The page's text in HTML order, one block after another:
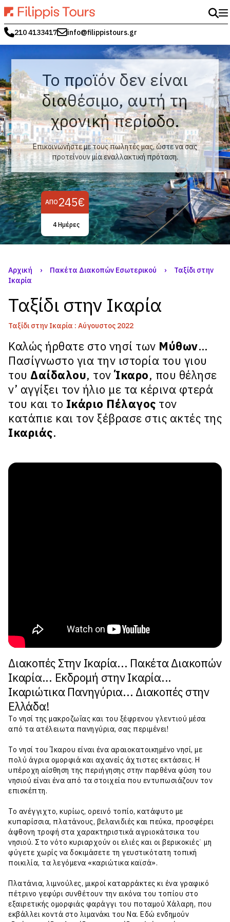
210 4133417 info@filippistours.gr
Το προϊόν δεν είναι
διαθέσιμο, αυτή τη
χρονική περίοδο.
Επικοινωνήστε με τους πωλητές μας, ώστε να σας
προτείνουν μία εναλλακτική πρόταση.
ΑΠΌ 245€
4 Hμέρες
Αρχική › Πακέτα Διακοπών Εσωτερικού ›
Ταξίδι στην
Ικαρία
Ταξίδι στην Ικαρία
Ταξίδι στην Ικαρία : Αύγουστος 2022
Καλώς ήρθατε στο νησί των Μύθων…
Πασίγνωστο για την ιστορία του γιου
του Δαίδαλου, τον Ίκαρο, που θέλησε
ν’ αγγίξει τον ήλιο με τα κέρινα φτερά
του και το Ικάριο Πέλαγος τον
κατάπιε και τον ξέβρασε στις ακτές της
Ικαριάς.
Διακοπές Στην Ικαρία... Πακέτα Διακοπών
Ικαρία... Εκδρομή στην Ικαρία...
Ικαριώτικα Πανηγύρια... Διακοπές στην
Ελλάδα!
Το νησί της μακροζωΐας και του ξέφρενου γλεντιού μέσα
από τα ατέλειωτα πανηγύρια, σας περιμένει!
Το νησί του Ίκαρου είναι ένα αραιοκατοικημένο νησί, με
πολύ άγρια ομορφιά και αχανείς άχτιστες εκτάσεις. Η
υπέροχη αίσθηση της περιήγησης στην παρθένα φύση του
νησιού είναι ένα από τα στοιχεία που εντυπωσιάζουν τον
επισκέπτη.
Το ανέγγιχτο, κυρίως, ορεινό τοπίο, κατάφυτο με
κυπαρίσσια, πλατάνους, βελανιδιές και πεύκα, προσφέρει
άφθονη τροφή στα χαρακτηριστικά αγριοκάτσικα του
νησιού. Στο νότο κυριαρχούν οι ελιές και οι βερικοκιές˙ μη
φύγετε χωρίς να δοκιμάσετε τη γευστικότατη τοπική
ποικιλία, τα λεγόμενα «καριώτικα καϊσά».
Πλατάνια, λιμνούλες, μικροί καταρράκτες κι ένα γραφικό
πέτρινο γεφύρι συνθέτουν την εικόνα του τοπίου στο
εξαιρετικής ομορφιάς φαράγγι του ποταμού Χάλαρη, που
εκβάλλει κοντά στο λιμανάκι του Να. Εδώ ενδημούν